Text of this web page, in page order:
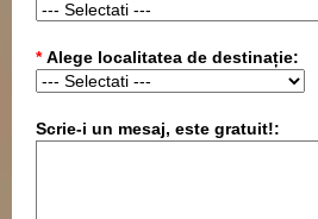
* Alege localitatea de destinație:
Scrie-i un mesaj, este gratuit!: